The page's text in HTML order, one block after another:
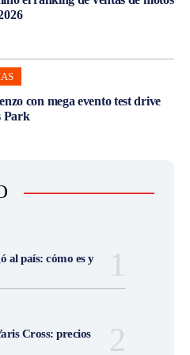
con mega evento test drive
Park
al país: cómo es y
Cross: precios